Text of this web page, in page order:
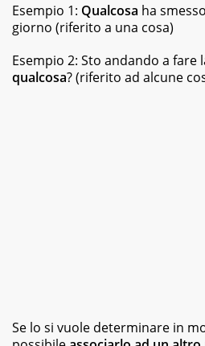
albi
illustrati
bambini
ai
Esempio 1: Qualcosa ha
giorno (riferito a una cosa)
Esempio 2: Sto andando a fare
qualcosa? (riferito ad alcune
Se lo si vuole determinare in